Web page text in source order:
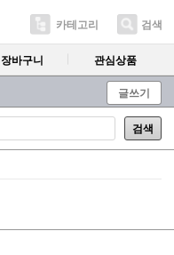
카테고리 검색
장바구니 관심상품
글쓰기
검색